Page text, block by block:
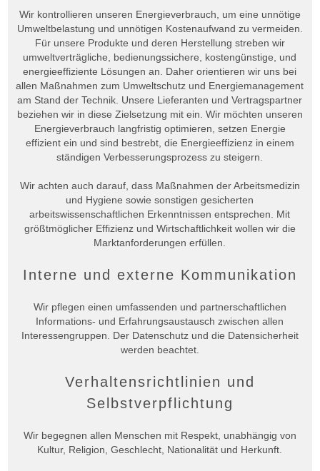
Wir kontrollieren unseren Energieverbrauch, um eine unnötige
Umweltbelastung und unnötigen Kostenaufwand zu vermeiden.
Für unsere Produkte und deren Herstellung streben wir
umweltverträgliche, bedienungssichere, kostengünstige, und
energieeffiziente Lösungen an. Daher orientieren wir uns bei
allen Maßnahmen zum Umweltschutz und Energiemanagement
am Stand der Technik. Unsere Lieferanten und Vertragspartner
beziehen wir in diese Zielsetzung mit ein. Wir möchten unseren
Energieverbrauch langfristig optimieren, setzen Energie
effizient ein und sind bestrebt, die Energieeffizienz in einem
ständigen Verbesserungsprozess zu steigern.
Wir achten auch darauf, dass Maßnahmen der Arbeitsmedizin
und Hygiene sowie sonstigen gesicherten
arbeitswissenschaftlichen Erkenntnissen entsprechen. Mit
größtmöglicher Effizienz und Wirtschaftlichkeit wollen wir die
Marktanforderungen erfüllen.
Interne und externe Kommunikation
Wir pflegen einen umfassenden und partnerschaftlichen
Informations- und Erfahrungsaustausch zwischen allen
Interessengruppen. Der Datenschutz und die Datensicherheit
werden beachtet.
Verhaltensrichtlinien und
Selbstverpflichtung
Wir begegnen allen Menschen mit Respekt, unabhängig von
Kultur, Religion, Geschlecht, Nationalität und Herkunft.